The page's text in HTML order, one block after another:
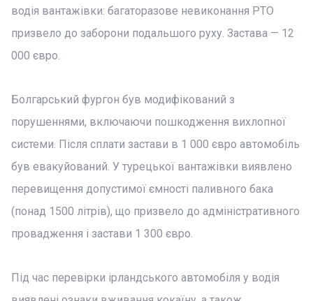
водія вантажівки: багаторазове невиконання РТО
призвело до заборони подальшого руху. Застава — 12
000 євро.
Болгарський фургон був модифікований з
порушеннями, включаючи пошкодження вихлопної
системи. Після сплати застави в 1 000 євро автомобіль
був евакуйований. У турецької вантажівки виявлено
перевищення допустимої ємності паливного бака
(понад 1500 літрів), що призвело до адміністративного
провадження і застави 1 300 євро.
Під час перевірки ірландського автомобіля у водія